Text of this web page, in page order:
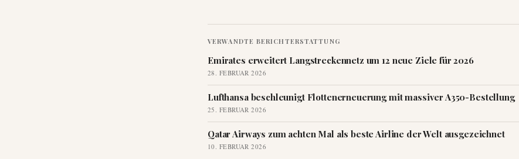
VERWANDTE BERICHTERSTATTUNG
Emirates erweitert Langstreckennetz um 12 neue Ziele für 2026
28. FEBRUAR 2026
Lufthansa beschleunigt Flottenerneuerung mit massiver A350-Bestellung
25. FEBRUAR 2026
Qatar Airways zum achten Mal als beste Airline der Welt ausgezeichnet
10. FEBRUAR 2026